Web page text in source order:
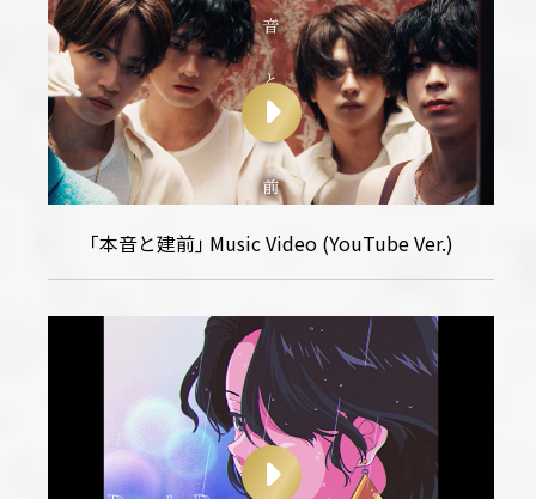
｢本音と建前｣ Music Video (YouTube Ver.)